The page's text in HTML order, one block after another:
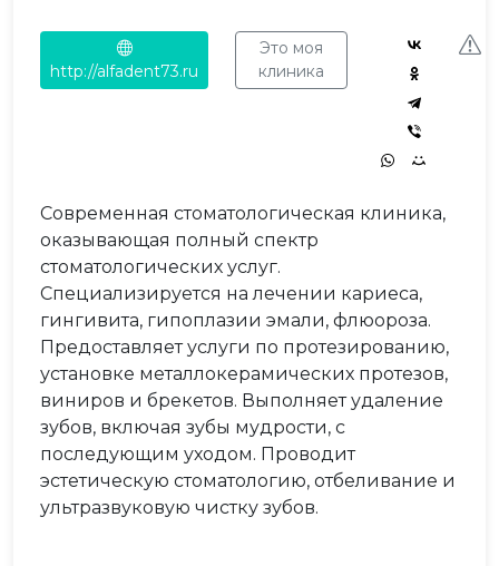
http://alfadent73.ru
Это моя
клиника
Современная стоматологическая клиника,
оказывающая полный спектр
стоматологических услуг.
Специализируется на лечении кариеса,
гингивита, гипоплазии эмали, флюороза.
Предоставляет услуги по протезированию,
установке металлокерамических протезов,
виниров и брекетов. Выполняет удаление
зубов, включая зубы мудрости, с
последующим уходом. Проводит
эстетическую стоматологию, отбеливание и
ультразвуковую чистку зубов.